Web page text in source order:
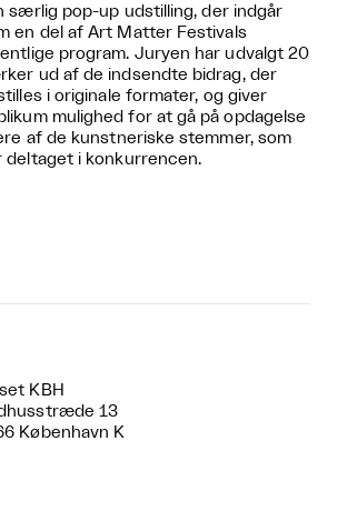
særlig pop-up udstilling, der indgår
en del af Art Matter Festivals
program. Juryen har udvalgt 20
ud af de indsendte bidrag, der
i originale formater, og giver
mulighed for at gå på opdagelse
af de kunstneriske stemmer, som
deltaget i konkurrencen.
KBH
13
København K